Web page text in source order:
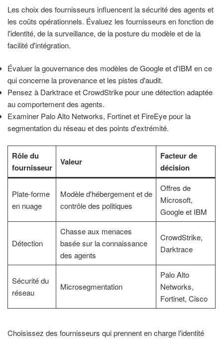
Les choix des fournisseurs influencent la sécurité des agents et
les coûts opérationnels. Évaluez les fournisseurs en fonction de
l'identité, de la surveillance, de la posture du modèle et de la
facilité d'intégration.
Évaluer la gouvernance des modèles de Google et d'IBM en ce
qui concerne la provenance et les pistes d'audit.
Pensez à Darktrace et CrowdStrike pour une détection adaptée
au comportement des agents.
Examiner Palo Alto Networks, Fortinet et FireEye pour la
segmentation du réseau et des points d'extrémité.
Rôle du
fournisseur
Valeur
Facteur de
décision
Plate-forme
en nuage
Modèle d'hébergement et de
contrôle des politiques
Offres de
Microsoft,
Google et IBM
Détection
Chasse aux menaces
basée sur la connaissance
des agents
CrowdStrike,
Darktrace
Sécurité du
réseau
Microsegmentation
Palo Alto
Networks,
Fortinet, Cisco
Choisissez des fournisseurs qui prennent en charge l'identité